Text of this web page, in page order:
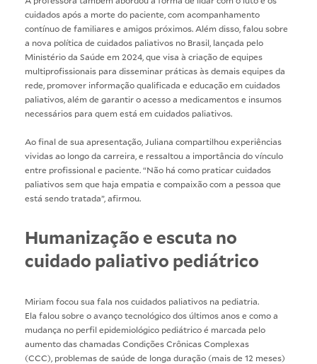
cuidados após a morte do paciente, com acompanhamento
contínuo de familiares e amigos próximos. Além disso, falou sobre
a nova política de cuidados paliativos no Brasil, lançada pelo
Ministério da Saúde em 2024, que visa à criação de equipes
multiprofissionais para disseminar práticas às demais equipes da
rede, promover informação qualificada e educação em cuidados
paliativos, além de garantir o acesso a medicamentos e insumos
necessários para quem está em cuidados paliativos.
Ao final de sua apresentação, Juliana compartilhou experiências
vividas ao longo da carreira, e ressaltou a importância do vínculo
entre profissional e paciente. “Não há como praticar cuidados
paliativos sem que haja empatia e compaixão com a pessoa que
está sendo tratada”, afirmou.
Humanização e escuta no
cuidado paliativo pediátrico
Miriam focou sua fala nos cuidados paliativos na pediatria.
Ela falou sobre o avanço tecnológico dos últimos anos e como a
mudança no perfil epidemiológico pediátrico é marcada pelo
aumento das chamadas Condições Crônicas Complexas
(CCC), problemas de saúde de longa duração (mais de 12 meses)